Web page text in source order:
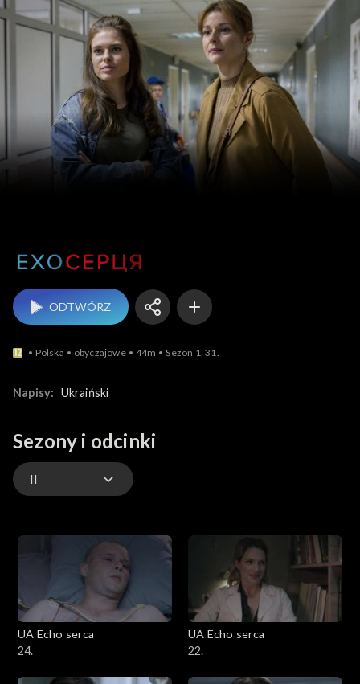
UA Echo serca
ODTWÓRZ
Polska obyczajowe 44m Sezon 1, 31.
Napisy: Ukraiński
Sezony i odcinki
II
I
UA Echo serca
24.
UA Echo serca
22.